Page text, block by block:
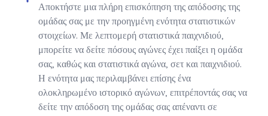
Αποκτήστε μια πλήρη επισκόπηση της απόδοσης της
ομάδας σας με την προηγμένη ενότητα στατιστικών
στοιχείων. Με λεπτομερή στατιστικά παιχνιδιού,
μπορείτε να δείτε πόσους αγώνες έχει παίξει η ομάδα
σας, καθώς και στατιστικά αγώνα, σετ και παιχνιδιού.
Η ενότητα μας περιλαμβάνει επίσης ένα
ολοκληρωμένο ιστορικό αγώνων, επιτρέποντάς σας να
δείτε την απόδοση της ομάδας σας απέναντι σε